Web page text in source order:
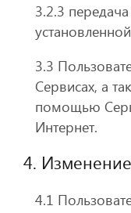
3.2.3
3.3
Сервисах, а
помощью
Интернет.
4.
4.1